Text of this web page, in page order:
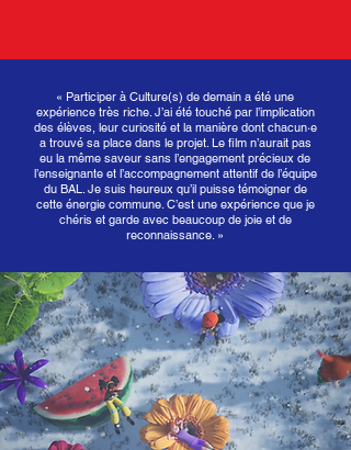
« Participer à Culture(s) de demain a été une
expérience très riche. J’ai été touché par l’implication
des élèves, leur curiosité et la manière dont chacun·e
a trouvé sa place dans le projet. Le film n’aurait pas
eu la même saveur sans l’engagement précieux de
l’enseignante et l’accompagnement attentif de l’équipe
du BAL. Je suis heureux qu’il puisse témoigner de
cette énergie commune. C’est une expérience que je
chéris et garde avec beaucoup de joie et de
reconnaissance. »